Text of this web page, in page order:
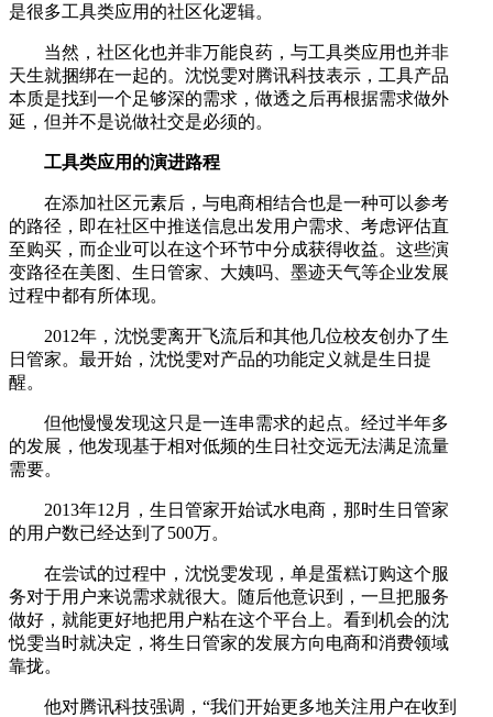
是很多工具类应用的社区化逻辑。
当然，社区化也并非万能良药，与工具类应用也并非
天生就捆绑在一起的。沈悦雯对腾讯科技表示，工具产品
本质是找到一个足够深的需求，做透之后再根据需求做外
延，但并不是说做社交是必须的。
工具类应用的演进路程
在添加社区元素后，与电商相结合也是一种可以参考
的路径，即在社区中推送信息出发用户需求、考虑评估直
至购买，而企业可以在这个环节中分成获得收益。这些演
变路径在美图、生日管家、大姨吗、墨迹天气等企业发展
过程中都有所体现。
2012年，沈悦雯离开飞流后和其他几位校友创办了生
日管家。最开始，沈悦雯对产品的功能定义就是生日提
醒。
但他慢慢发现这只是一连串需求的起点。经过半年多
的发展，他发现基于相对低频的生日社交远无法满足流量
需要。
2013年12月，生日管家开始试水电商，那时生日管家
的用户数已经达到了500万。
在尝试的过程中，沈悦雯发现，单是蛋糕订购这个服
务对于用户来说需求就很大。随后他意识到，一旦把服务
做好，就能更好地把用户粘在这个平台上。看到机会的沈
悦雯当时就决定，将生日管家的发展方向电商和消费领域
靠拢。
他对腾讯科技强调，“我们开始更多地关注用户在收到